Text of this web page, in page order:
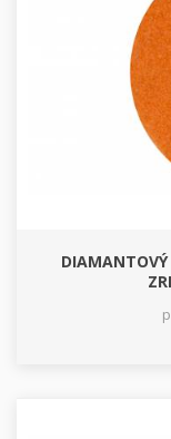
DIAMANTOVÝ